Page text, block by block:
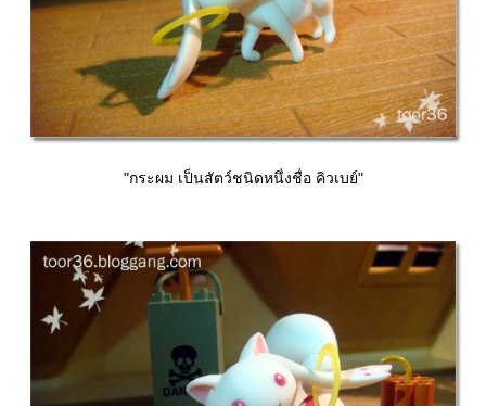
"กระผม เป็นสัตว์ชนิดหนึ่งชื่อ คิวเบย์"